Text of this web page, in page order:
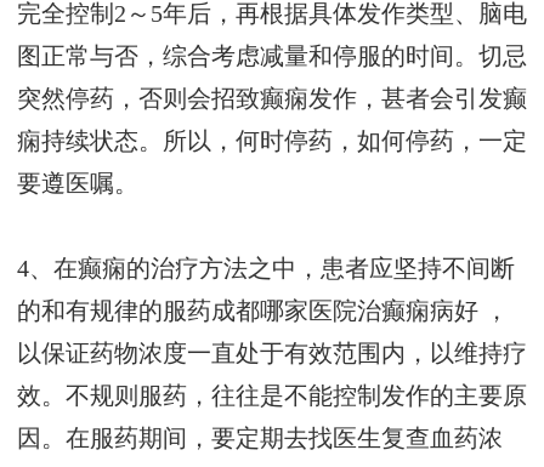
完全控制2～5年后，再根据具体发作类型、脑电
图正常与否，综合考虑减量和停服的时间。切忌
突然停药，否则会招致癫痫发作，甚者会引发癫
痫持续状态。所以，何时停药，如何停药，一定
要遵医嘱。
4、在癫痫的治疗方法之中，患者应坚持不间断
的和有规律的服药成都哪家医院治癫痫病好 ，
以保证药物浓度一直处于有效范围内，以维持疗
效。不规则服药，往往是不能控制发作的主要原
因。在服药期间，要定期去找医生复查血药浓